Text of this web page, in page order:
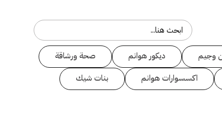
وجيم ديكور هوانم
صحة ورشاقة
اكسسوارات هوانم
بنات شيك